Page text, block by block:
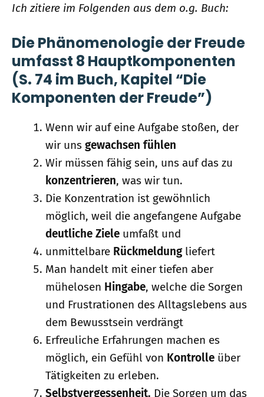
Ich zitiere im Folgenden aus dem o.g. Buch:
Die Phänomenologie der Freude
umfasst 8 Hauptkomponenten
(S. 74 im Buch, Kapitel “Die
Komponenten der Freude”)
Wenn wir auf eine Aufgabe stoßen, der
wir uns gewachsen fühlen
Wir müssen fähig sein, uns auf das zu
konzentrieren, was wir tun.
Die Konzentration ist gewöhnlich
möglich, weil die angefangene Aufgabe
deutliche Ziele umfaßt und
unmittel­bare Rückmeldungliefert
Man handelt mit einer tiefen aber
mühelosen Hingabe, welche die Sorgen
und Frustrationen des Alltagslebens aus
dem Bewusstsein verdrängt
Erfreuliche Erfahrungen machen es
möglich, ein Gefühl von Kontrolle über
Tätigkeiten zu erleben.
Selbstvergessenheit. Die Sorgen um das